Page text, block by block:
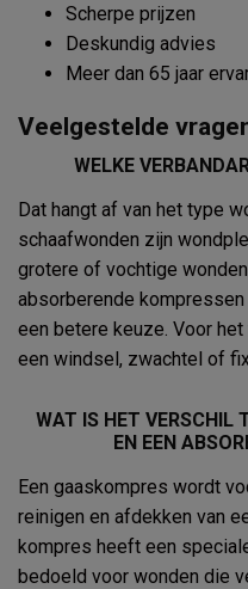
Scherpe prijzen
Deskundig advies
Meer dan 65 jaar
Veelgestelde
WELKE
Dat hangt af van het type
schaafwonden zijn
grotere of vochtige
absorberende
een betere keuze. Voor
een windsel, zwachtel of
WAT IS HET VERSCHIL
EN EEN
Een gaaskompres wordt
reinigen en afdekken van
kompres heeft een
bedoeld voor wonden die